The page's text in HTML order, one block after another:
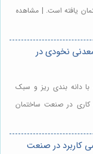
یافته است. | مشاهده
نخودی در
دانه بندی ریز و سبک
کاری در صنعت ساختمان
کاربرد در صنعت